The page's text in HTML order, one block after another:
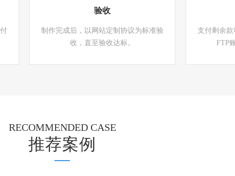
验收
制作完成后，以网站定制协议为标准验
收，直至验收达标。
支付剩余款
FTP
RECOMMENDED CASE
推荐案例